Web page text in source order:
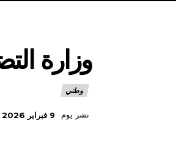
وزارة التضامن
وطني
نشر يوم 9 فبراير 2026